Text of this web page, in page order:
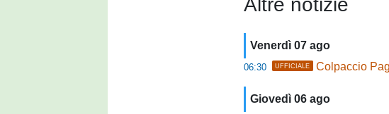
Altre notizie
Venerdì 07 ago
06:30 UFFICIALE Colpaccio
Giovedì 06 ago